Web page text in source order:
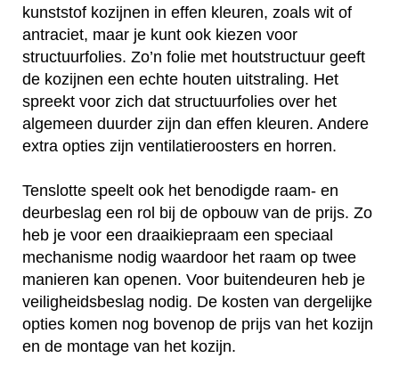
kunststof kozijnen in effen kleuren, zoals wit of
antraciet, maar je kunt ook kiezen voor
structuurfolies. Zo’n folie met houtstructuur geeft
de kozijnen een echte houten uitstraling. Het
spreekt voor zich dat structuurfolies over het
algemeen duurder zijn dan effen kleuren. Andere
extra opties zijn ventilatieroosters en horren.
Tenslotte speelt ook het benodigde raam- en
deurbeslag een rol bij de opbouw van de prijs. Zo
heb je voor een draaikiepraam een speciaal
mechanisme nodig waardoor het raam op twee
manieren kan openen. Voor buitendeuren heb je
veiligheidsbeslag nodig. De kosten van dergelijke
opties komen nog bovenop de prijs van het kozijn
en de montage van het kozijn.